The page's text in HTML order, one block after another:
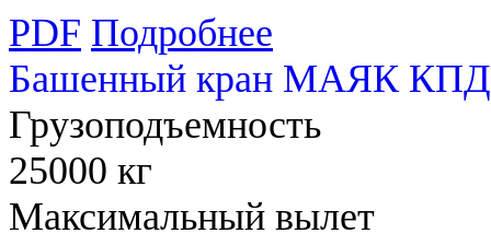
PDF Подробнее
Башенный кран МАЯК КПД
Грузоподъемность
25000 кг
Максимальный вылет